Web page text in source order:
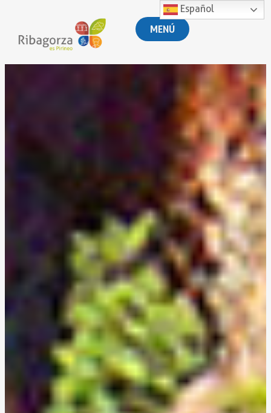
MENÚ
Español